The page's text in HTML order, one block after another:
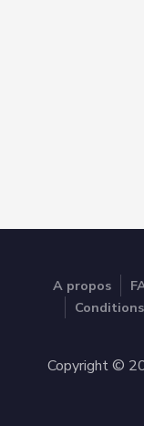
A propos
Copyright ©